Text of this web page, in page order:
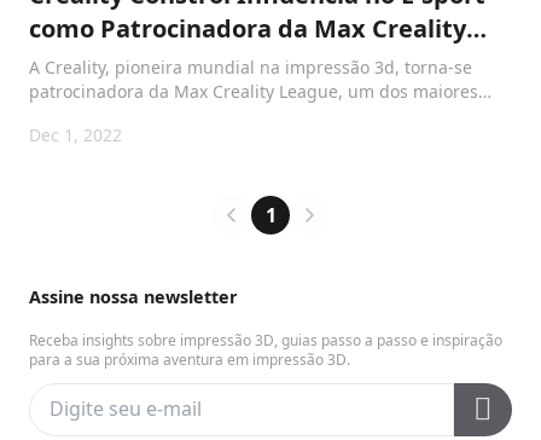
Assine nossa newsletter
Receba insights sobre impressão 3D, guias passo a passo e inspiração
para a sua próxima aventura em impressão 3D.
como Patrocinadora da Max Creality
League of Free Fire
A Creality, pioneira mundial na impressão 3d, torna-se
patrocinadora da Max Creality League, um dos maiores
Free Fire.
Dec 1, 2022
1